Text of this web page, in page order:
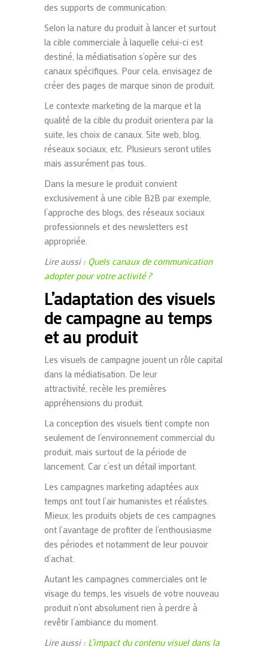
des supports de communication.
Selon la nature du produit à lancer et surtout
la cible commerciale à laquelle celui-ci est
destiné, la médiatisation s’opère sur des
canaux spécifiques. Pour cela, envisagez de
créer des pages de marque sinon de produit.
Le contexte marketing de la marque et la
qualité de la cible du produit orientera par la
suite, les choix de canaux. Site web, blog,
réseaux sociaux, etc. Plusieurs seront utiles
mais assurément pas tous.
Dans la mesure le produit convient
exclusivement à une cible B2B par exemple,
l’approche des blogs, des réseaux sociaux
professionnels et des newsletters est
appropriée.
Lire aussi : Quels canaux de communication
adopter pour votre activité ?
L’adaptation des visuels
de campagne au temps
et au produit
Les visuels de campagne jouent un rôle capital
dans la médiatisation. De leur
attractivité, recèle les premières
appréhensions du produit.
La conception des visuels tient compte non
seulement de l’environnement commercial du
produit, mais surtout de la période de
lancement. Car c’est un détail important.
Les campagnes marketing adaptées aux
temps ont tout l’air humanistes et réalistes.
Mieux, les produits objets de ces campagnes
ont l’avantage de profiter de l’enthousiasme
des périodes et notamment de leur pouvoir
d’achat.
Autant les campagnes commerciales ont le
visage du temps, les visuels de votre nouveau
produit n’ont absolument rien à perdre à
revêtir l’ambiance du moment.
Lire aussi : L’impact du contenu visuel dans la